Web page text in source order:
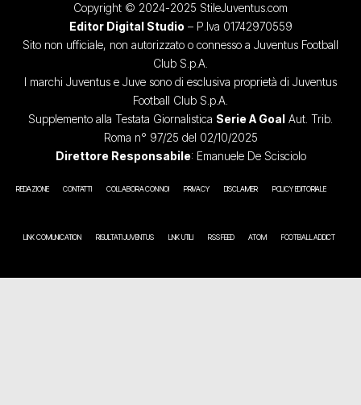
Copyright © 2024-2025 StileJuventus.com
Editor Digital Studio – P.Iva 01742970559
Sito non ufficiale, non autorizzato o connesso a Juventus Football
Club S.p.A.
I marchi Juventus e Juve sono di esclusiva proprietà di Juventus
Football Club S.p.A.
Supplemento alla Testata Giornalistica Serie A Goal Aut. Trib.
Roma n° 97/25 del 02/10/2025
Direttore Responsabile: Emanuele De Scisciolo
REDAZIONE CONTATTI COLLABORA CON NOI PRIVACY DISCLAIMER POLICY EDITORIALE
LINK COMUNICATION RISULTATI JUVENTUS LINK UTILI RSS FEED ATOM FOOTBALL ADDICT